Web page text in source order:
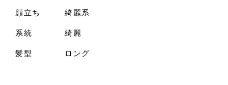
顔立ち
綺麗系
系統
綺麗
髪型
ロング